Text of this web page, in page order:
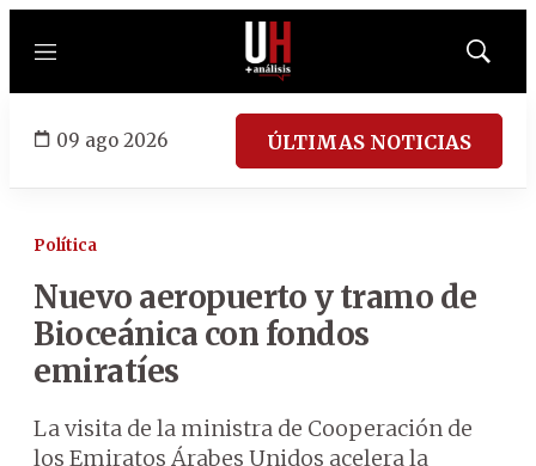
Menú
Mostrar
09 ago 2026 ÚLTIMAS NOTICIAS
Política
Nuevo aeropuerto y tramo de
Bioceánica con fondos
emiratíes
La visita de la ministra de Cooperación de
los Emiratos Árabes Unidos acelera la